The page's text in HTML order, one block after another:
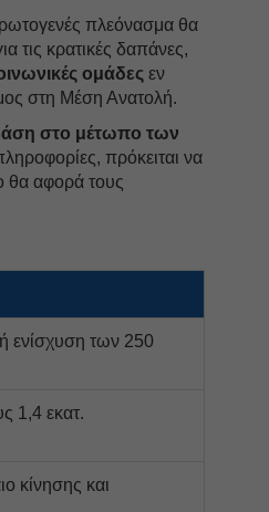
πλεόνασμα θα
τις κρατικές δαπάνες,
ομάδες εν
στη Μέση Ανατολή.
στο μέτωπο των
πρόκειται να
θα αφορά τους
ενίσχυση των 250
1,4 εκατ.
κίνησης και